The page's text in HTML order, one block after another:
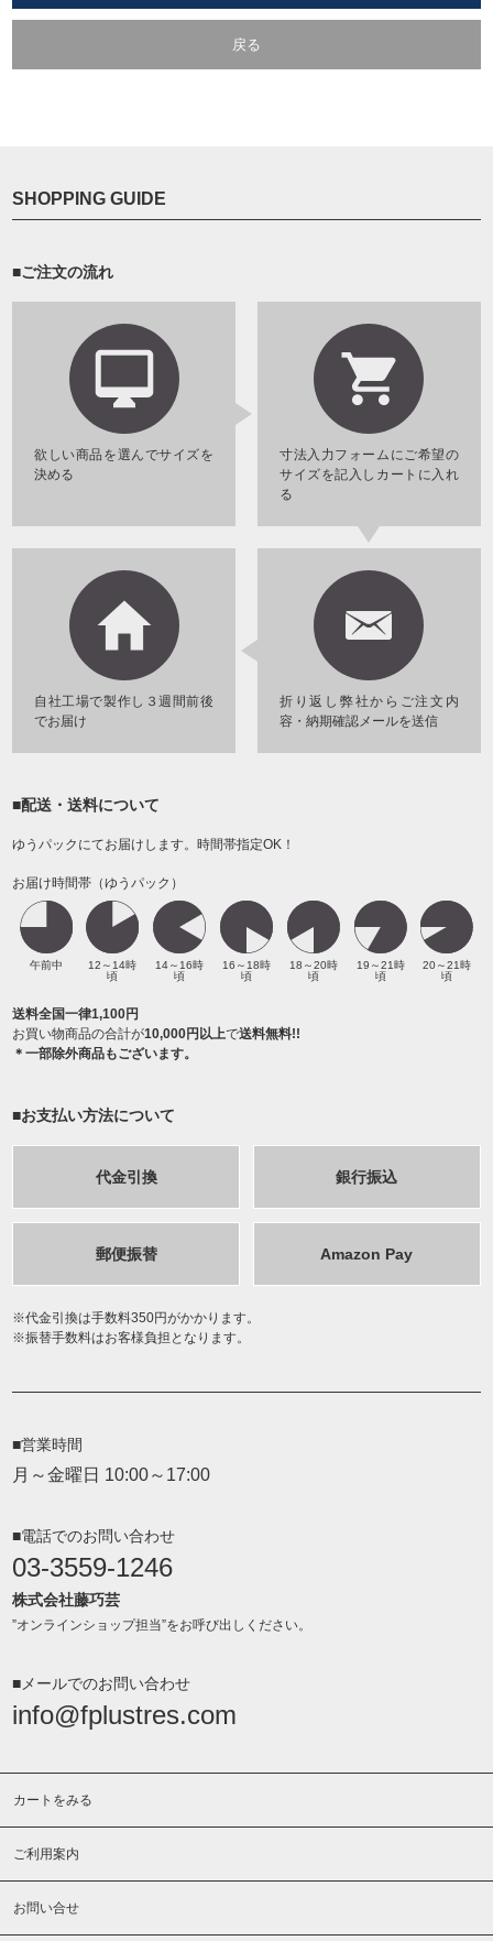
戻る
SHOPPING GUIDE
■ご注文の流れ
欲しい商品を選んでサイズを
決める
寸法入力フォームにご希望の
サイズを記入しカートに入れ
る
折り返し弊社からご注文内
容・納期確認メールを送信
自社工場で製作し３週間前後
でお届け
■配送・送料について
ゆうパックにてお届けします。時間帯指定OK！
お届け時間帯（ゆうパック）
午前中
12～14時
頃
14～16時
頃
16～18時
頃
18～20時
頃
19～21時
頃
20～21時
頃
送料全国一律1,100円
お買い物商品の合計が10,000円以上で送料無料!!
＊一部除外商品もございます。
■お支払い方法について
代金引換 銀行振込
郵便振替 Amazon Pay
代金引換は手数料350円がかかります。
振替手数料はお客様負担となります。
■営業時間
月～金曜日 10:00～17:00
■電話でのお問い合わせ
03-3559-1246
株式会社藤巧芸
”オンラインショップ担当”をお呼び出しください。
■メールでのお問い合わせ
info@fplustres.com
カートをみる
ご利用案内
お問い合せ